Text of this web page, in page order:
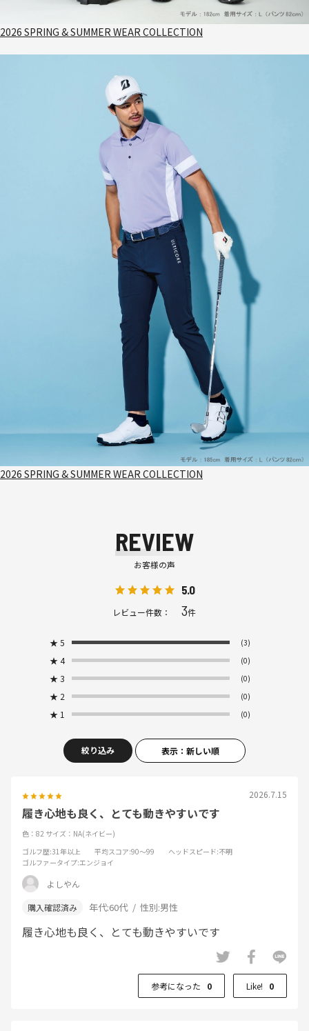
2026 SPRING & SUMMER WEAR COLLECTION
2026 SPRING & SUMMER WEAR COLLECTION
REVIEW
お客様の声
5.0
レビュー件数： 3件
★ 5 (3)
★ 4 (0)
★ 3 (0)
★ 2 (0)
★ 1 (0)
絞り込み 表示：新しい順
2026.7.15
履き心地も良く、とても動きやすいです
色：82 サイズ：NA(ネイビー)
ゴルフ歴:31年以上 平均スコア:90～99 ヘッドスピード:不明
ゴルファータイプ:エンジョイ
よしやん
年代:60代 性別:男性
履き心地も良く、とても動きやすいです
参考になった 0 Like! 0